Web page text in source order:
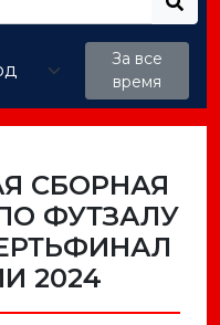
За все
время
СБОРНАЯ
ФУТЗАЛУ
2024